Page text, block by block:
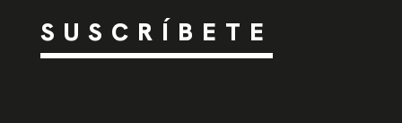
SUSCRÍBETE